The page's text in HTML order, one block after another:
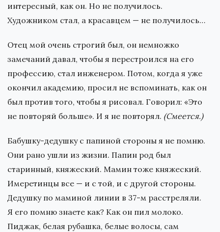
интересный, как он. Но не получилось.
Художником стал, а красавцем — не получилось…
Отец мой очень строгий был, он немножко
замечаний давал, чтобы я перестроился на его
профессию, стал инженером. Потом, когда я уже
окончил академию, просил не вспоминать, как он
был против того, чтобы я рисовал. Говорил: «Это
не повторяй больше». И я не повторял. (Смеется.)
Бабушку-дедушку с папиной стороны я не помню.
Они рано ушли из жизни. Папин род был
старинный, княжеский. Мамин тоже княжеский.
Имеретинцы все — и с той, и с другой стороны.
Дедушку по маминой линии в 37-м расстреляли.
Я его помню знаете как? Как он пил молоко.
Пиджак, белая рубашка, белые волосы, сам